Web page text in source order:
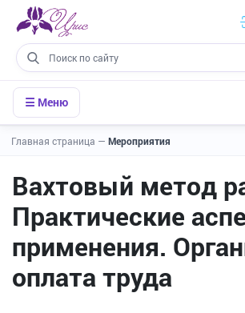
☰ Меню
Главная страница — Мероприятия
Вахтовый метод
Практические
применения.
оплата труда